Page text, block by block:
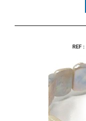
REF :